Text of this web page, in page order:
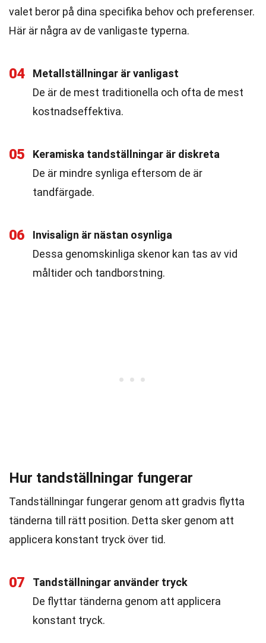
valet beror på dina specifika behov och preferenser.
Här är några av de vanligaste typerna.
04
Metallställningar är vanligast
De är de mest traditionella och ofta de mest
kostnadseffektiva.
05
Keramiska tandställningar är diskreta
De är mindre synliga eftersom de är
tandfärgade.
06
Invisalign är nästan osynliga
Dessa genomskinliga skenor kan tas av vid
måltider och tandborstning.
Hur tandställningar fungerar
Tandställningar fungerar genom att gradvis flytta
tänderna till rätt position. Detta sker genom att
applicera konstant tryck över tid.
07
Tandställningar använder tryck
De flyttar tänderna genom att applicera
konstant tryck.